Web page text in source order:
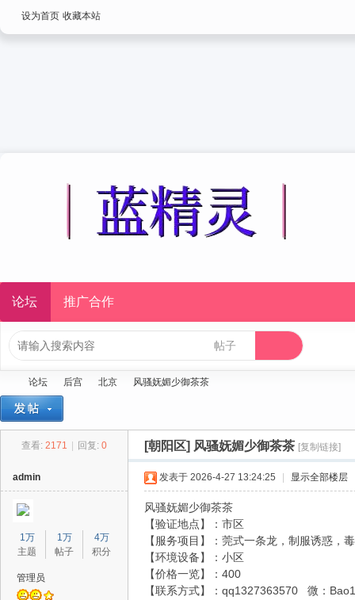
设为首页 收藏本站
论坛 推广合作
帖子
论坛
›
后宫
›
北京 风骚妩媚少御茶茶
查看: 2171 回复: 0 [朝阳区] 风骚妩媚少御茶茶 [复制链接]
admin
1万
主题
1万
帖子
4万
积分
管理员
发表于 2026-4-27 13:24:25 显示全部楼层
风骚妩媚少御茶茶
【验证地点】：市区
【服务项目】：莞式一条龙，制服诱惑，
【环境设备】：小区
【价格一览】：400
【联系方式】：qq1327363570 微：